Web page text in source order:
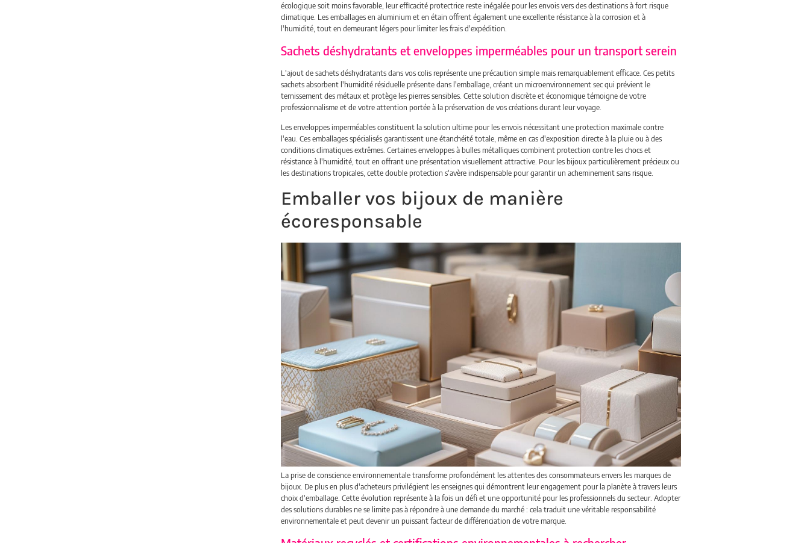
écologique soit moins favorable, leur efficacité protectrice reste inégalée pour les envois vers des destinations à fort risque
climatique. Les emballages en aluminium et en étain offrent également une excellente résistance à la corrosion et à
l'humidité, tout en demeurant légers pour limiter les frais d'expédition.
Sachets déshydratants et enveloppes imperméables pour un transport serein
L'ajout de sachets déshydratants dans vos colis représente une précaution simple mais remarquablement efficace. Ces petits
sachets absorbent l'humidité résiduelle présente dans l'emballage, créant un microenvironnement sec qui prévient le
ternissement des métaux et protège les pierres sensibles. Cette solution discrète et économique témoigne de votre
professionnalisme et de votre attention portée à la préservation de vos créations durant leur voyage.
Les enveloppes imperméables constituent la solution ultime pour les envois nécessitant une protection maximale contre
l'eau. Ces emballages spécialisés garantissent une étanchéité totale, même en cas d'exposition directe à la pluie ou à des
conditions climatiques extrêmes. Certaines enveloppes à bulles métalliques combinent protection contre les chocs et
résistance à l'humidité, tout en offrant une présentation visuellement attractive. Pour les bijoux particulièrement précieux ou
les destinations tropicales, cette double protection s'avère indispensable pour garantir un acheminement sans risque.
Emballer vos bijoux de manière
écoresponsable
La prise de conscience environnementale transforme profondément les attentes des consommateurs envers les marques de
bijoux. De plus en plus d'acheteurs privilégient les enseignes qui démontrent leur engagement pour la planète à travers leurs
choix d'emballage. Cette évolution représente à la fois un défi et une opportunité pour les professionnels du secteur. Adopter
des solutions durables ne se limite pas à répondre à une demande du marché : cela traduit une véritable responsabilité
environnementale et peut devenir un puissant facteur de différenciation de votre marque.